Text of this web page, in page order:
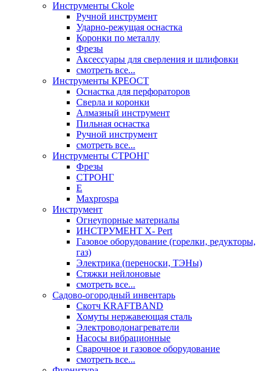
Инструменты Ckole
Ручной инструмент
Ударно‑режущая оснастка
Коронки по металлу
Фрезы
Аксессуары для сверления и шлифовки
смотреть все...
Инструменты КРЕОСТ
Оснастка для перфораторов
Сверла и коронки
Алмазный инструмент
Пильная оснастка
Ручной инструмент
смотреть все...
Инструменты СТРОНГ
Фрезы
СТРОНГ
Е
Maxprospa
Инструмент
Огнеупорные материалы
ИНСТРУМЕНТ X- Pert
Газовое оборудование (горелки, редукторы,
газ)
Электрика (переноски, ТЭНы)
Стяжки нейлоновые
смотреть все...
Садово-огородный инвентарь
Скотч KRAFTBAND
Хомуты нержавеющая сталь
Электроводонагреватели
Насосы вибрационные
Сварочное и газовое оборудование
смотреть все...